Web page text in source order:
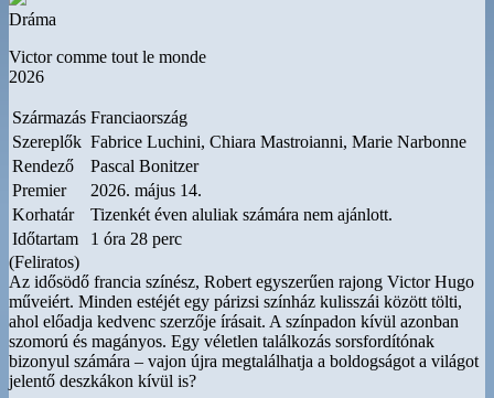
Dráma
Victor comme tout le monde
2026
Származás Franciaország
Szereplők Fabrice Luchini, Chiara Mastroianni, Marie Narbonne
Rendező
Pascal Bonitzer
Premier
2026. május 14.
Korhatár
Tizenkét éven aluliak számára nem ajánlott.
Időtartam
1 óra 28 perc
(Feliratos)
Az idősödő francia színész, Robert egyszerűen rajong Victor Hugo
műveiért. Minden estéjét egy párizsi színház kulisszái között tölti,
ahol előadja kedvenc szerzője írásait. A színpadon kívül azonban
szomorú és magányos. Egy véletlen találkozás sorsfordítónak
bizonyul számára – vajon újra megtalálhatja a boldogságot a világot
jelentő deszkákon kívül is?